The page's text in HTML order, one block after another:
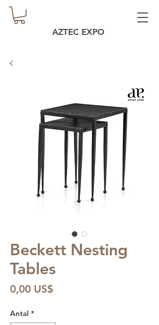
AZTEC EXPO
Beckett Nesting
Tables
0,00 US$Pris
Antal *